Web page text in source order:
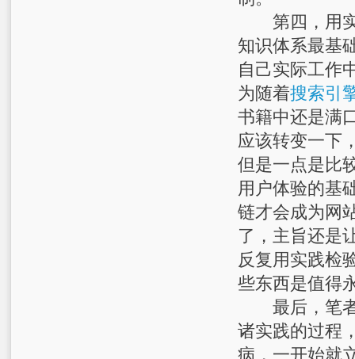
第四，用实
知识体系最基
自己实际工作
为随着搜索引
书籍中还是满
应该转变一下
但是一点是比
用户体验的基
链才会成为网
了，主旨还是
反复用实践检
些东西是值得
最后，笔者
诸实践的过程
病，一开始就